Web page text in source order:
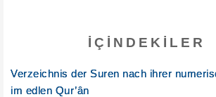
İÇINDEKILER
Verzeichnis der Suren nach ihrer
im edlen Qur’ân